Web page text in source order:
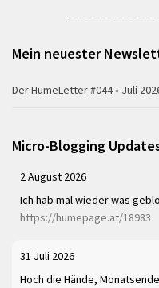
Mein neuester
Der HumeLetter #044 • Juli
Micro-Blogging
2 August 2026
Ich hab mal wieder was
https://humepage.at/18983
31 Juli 2026
Hoch die Hände,